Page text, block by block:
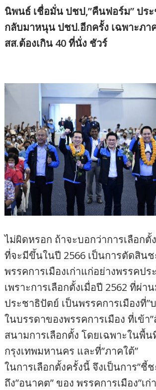
นิพนธ์ เชื่อมั่น ปชป,”คืนฟอร์ม” ปร
กลับมาหนุน ปชป.อีกครั้ง เฉพาะภา
สส.ต้องเกิน 40 ที่นั่ง ชัวร์
ไม่ผิดหรอก ถ้าจะบอกว่าการเลือก
ที่จะมีขึ้นในปี 2566 เป็นการตัดสิน
พรรคการเมืองเก่าแก่อย่างพรรคป
เพราะการเลือกตั้งเมื่อปี 2562 ที่ผ่า
ประชาธิปัตย์ เป็นพรรคการเมืองที่”
ในบรรดาของพรรคการเมือง ที่เข้า
สนามการเลือกตั้ง โดยเฉพาะในพื้น
กรุงเทพมหานคร และที่”ภาคใต้”
ในการเลือกตั้งครั้งนี้ จึงเป็นการ”ชี้
ถึง”อนาคต” ของ พรรคการเมือง”เก่